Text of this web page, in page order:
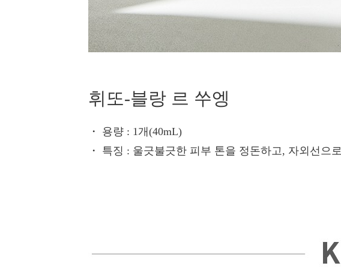
휘또-블랑 르 쑤엥
・ 용량 : 1개(40mL)
・ 특징 : 울긋불긋한 피부 톤을 정돈하고, 자외선으